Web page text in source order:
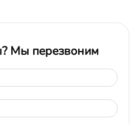
Мы перезвоним